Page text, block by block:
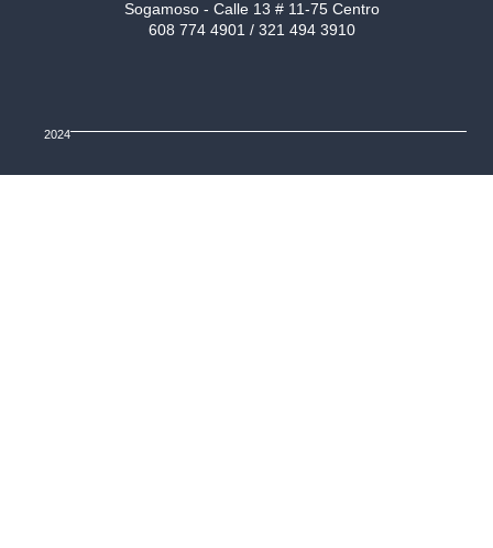
Sogamoso - Calle 13 # 11-75 Centro
608 774 4901 / 321 494 3910
2024